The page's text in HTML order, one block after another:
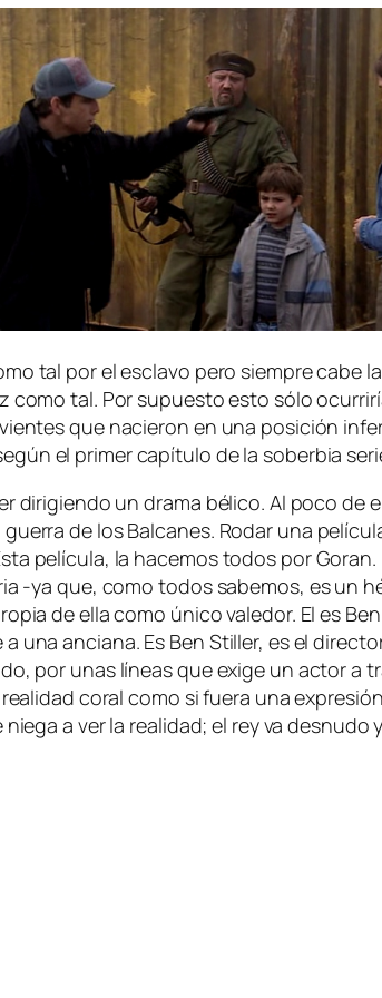
tal por el es­cla­vo pe­ro siem­pre ca­be
co­mo tal. Por su­pues­to es­to só­lo
que na­cie­ron en una po­si­ción
el pri­mer ca­pí­tu­lo de la so­ber­bia
di­ri­gien­do un dra­ma bé­li­co. Al po­co
de los Balcanes. Rodar una
pe­lí­cu­la, la ha­ce­mos to­dos por
‑ya que, co­mo to­dos sa­be­mos, es un
de ella co­mo úni­co va­le­dor. El es
an­cia­na. Es Ben Stiller, es el
por unas lí­neas que exi­ge un ac­tor a
co­ral co­mo si fue­ra una
a ver la reali­dad; el rey va des­nu­do